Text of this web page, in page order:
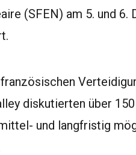
(SFEN) am 5. und
diskutierten über
und langfristig